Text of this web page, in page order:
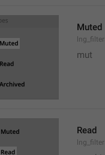
Muted
mut
Read